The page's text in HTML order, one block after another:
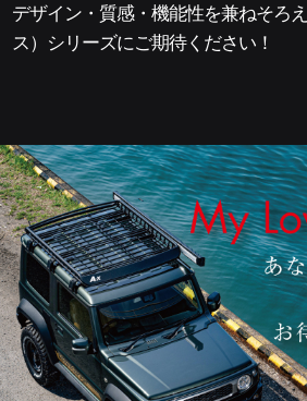
デザイン・質感・機能性を兼ねそろ
ス）シリーズにご期待ください！